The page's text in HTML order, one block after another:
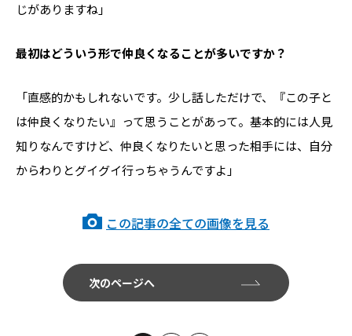
じがありますね」
――最初はどういう形で仲良くなることが多いですか？
「直感的かもしれないです。少し話しただけで、『この子と
は仲良くなりたい』って思うことがあって。基本的には人見
知りなんですけど、仲良くなりたいと思った相手には、自分
からわりとグイグイ行っちゃうんですよ」
この記事の全ての画像を見る
次のページへ